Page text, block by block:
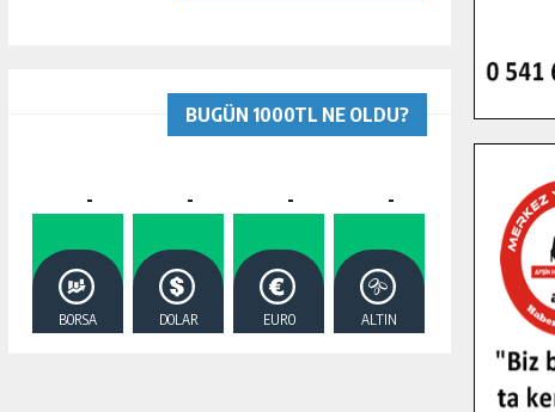
BUGÜN 1000TL NE OLDU?
-
BORSA
-
DOLAR
-
EURO
-
ALTIN